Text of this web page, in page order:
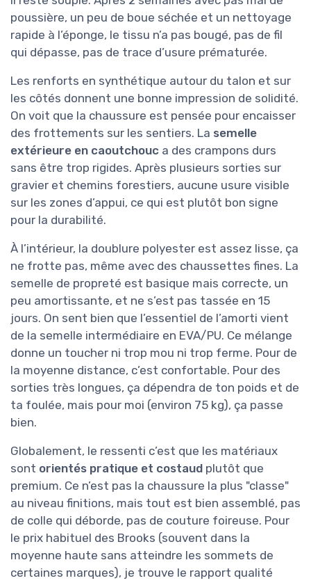
poussière, un peu de boue séchée et un nettoyage
rapide à l’éponge, le tissu n’a pas bougé, pas de fil
qui dépasse, pas de trace d’usure prématurée.
Les renforts en synthétique autour du talon et sur
les côtés donnent une bonne impression de solidité.
On voit que la chaussure est pensée pour encaisser
des frottements sur les sentiers. La semelle
extérieure en caoutchouc a des crampons durs
sans être trop rigides. Après plusieurs sorties sur
gravier et chemins forestiers, aucune usure visible
sur les zones d’appui, ce qui est plutôt bon signe
pour la durabilité.
À l’intérieur, la doublure polyester est assez lisse, ça
ne frotte pas, même avec des chaussettes fines. La
semelle de propreté est basique mais correcte, un
peu amortissante, et ne s’est pas tassée en 15
jours. On sent bien que l’essentiel de l’amorti vient
de la semelle intermédiaire en EVA/PU. Ce mélange
donne un toucher ni trop mou ni trop ferme. Pour de
la moyenne distance, c’est confortable. Pour des
sorties très longues, ça dépendra de ton poids et de
ta foulée, mais pour moi (environ 75 kg), ça passe
bien.
Globalement, le ressenti c’est que les matériaux
sont orientés pratique et costaud plutôt que
premium. Ce n’est pas la chaussure la plus "classe"
au niveau finitions, mais tout est bien assemblé, pas
de colle qui déborde, pas de couture foireuse. Pour
le prix habituel des Brooks (souvent dans la
moyenne haute sans atteindre les sommets de
certaines marques), je trouve le rapport qualité